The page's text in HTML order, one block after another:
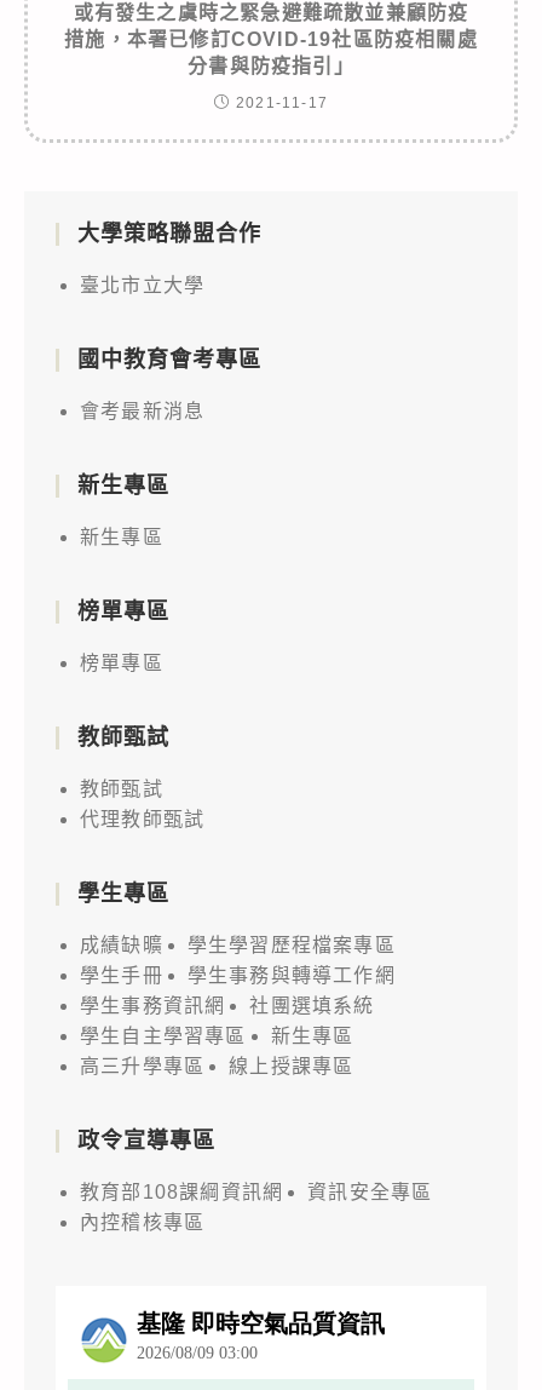
或有發生之虞時之緊急避難疏散並兼顧防疫
措施，本署已修訂COVID-19社區防疫相關處
分書與防疫指引」
2021-11-17
大學策略聯盟合作
臺北市立大學
國中教育會考專區
會考最新消息
新生專區
新生專區
榜單專區
榜單專區
教師甄試
教師甄試
代理教師甄試
學生專區
成績缺曠
學生學習歷程檔案專區
學生手冊
學生事務與轉導工作網
學生事務資訊網
社團選填系統
學生自主學習專區
新生專區
高三升學專區
線上授課專區
政令宣導專區
教育部108課綱資訊網
資訊安全專區
內控稽核專區